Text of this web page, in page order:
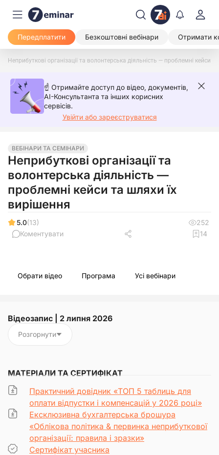
Передплатити Безкоштовні вебінари Отримати
Неприбуткові організації та волонтерська діяльність — проблемні кейси
☝️ Отримайте доступ до відео, документів,
AI-Консультанта та інших корисних
сервісів.
Увійти або зареєструватися
ВЕБІНАРИ ТА СЕМІНАРИ
Неприбуткові організації та
волонтерська діяльність —
проблемні кейси та шляхи їх
вирішення
5.0(13)
252
Коментувати
14
Обрати відео Програма Усі вебінари
Відеозапис | 2 липня 2026
Розгорнути
МАТЕРІАЛИ ТА СЕРТИФІКАТ
Практичний довідник «ТОП 5 таблиць для
оплати відпустки і компенсацій у 2026 році»
Ексклюзивна бухгалтерська брошура
«Облікова політика & первинка неприбуткової
організації: правила і зразки»
Сертифікат учасника